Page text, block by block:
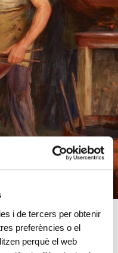
i de tercers per obtenir
preferències o el
perquè el web
i Antoni Caba a
amb vint anys d’edat